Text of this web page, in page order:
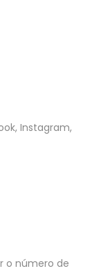
Instagram,
o número de